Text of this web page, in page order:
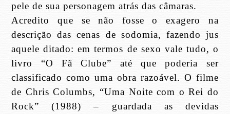
pele de sua personagem atrás das câmaras.
Acredito que se não fosse o exagero na
descrição das cenas de sodomia, fazendo jus
aquele ditado: em termos de sexo vale tudo, o
livro “O Fã Clube” até que poderia ser
classificado como uma obra razoável. O filme
de Chris Columbs, “Uma Noite com o Rei do
Rock” (1988) – guardada as devidas